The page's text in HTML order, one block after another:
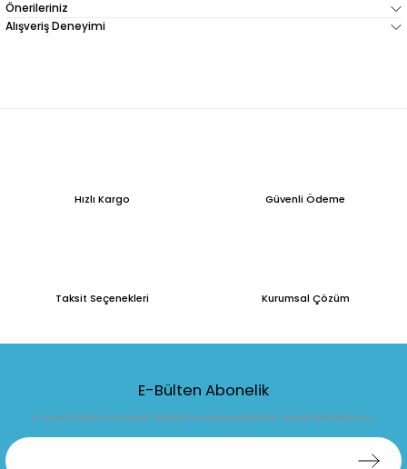
Önerileriniz
Alışveriş Deneyimi
Hızlı Kargo Güvenli Ödeme
Taksit Seçenekleri Kurumsal Çözüm
E-Bülten Abonelik
E-posta listemize kayıt olarak kampanyalardan yararlanabilirsiniz.